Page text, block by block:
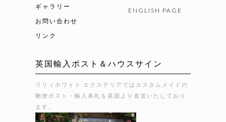
ギャラリー
お問い合わせ
リンク
ENGLISH PAGE
英国輸入ポスト＆ハウスサイン
リリィホワイト エクステリアではカスタムメイドの
郵便ポスト・輸入表札を英国より直送いたしており
ます。